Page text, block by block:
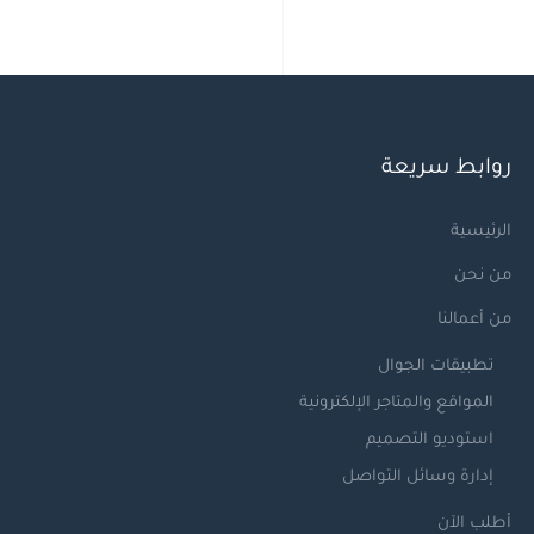
روابط سريعة
الرئيسية
من نحن
من أعمالنا
تطبيقات الجوال
المواقع والمتاجر الإلكترونية
استوديو التصميم
إدارة وسائل التواصل
أطلب الآن